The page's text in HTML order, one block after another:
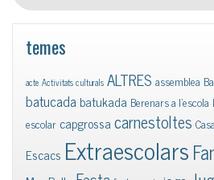
temes
acte Activitats culturals ALTRES assemblea
batucadabatukada Berenars a l'escola
escolar capgrossacarnestoltes
Escacs Extraescolars